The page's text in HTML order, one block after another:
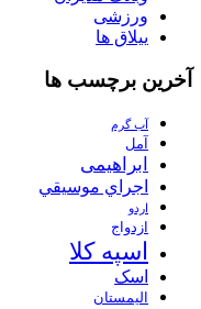
ورزشی
ییلاق ها
آخرین برچسب ها
آب گرم
آمل
ابراهیمی
اجراي موسيقي
اردو
ازدواج
اسپه کلا
اسک
الیمستان